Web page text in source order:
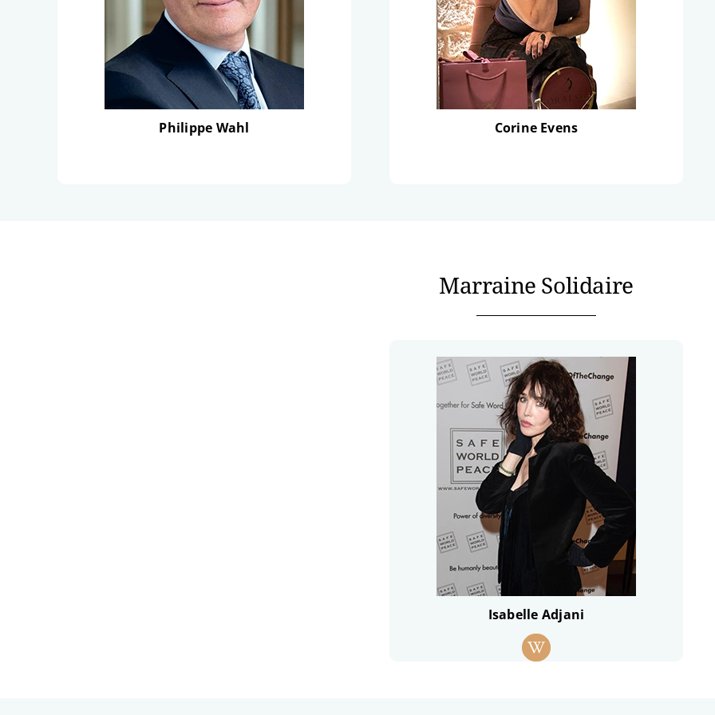
Philippe Wahl Corine Evens
Marraine Solidaire
Isabelle Adjani